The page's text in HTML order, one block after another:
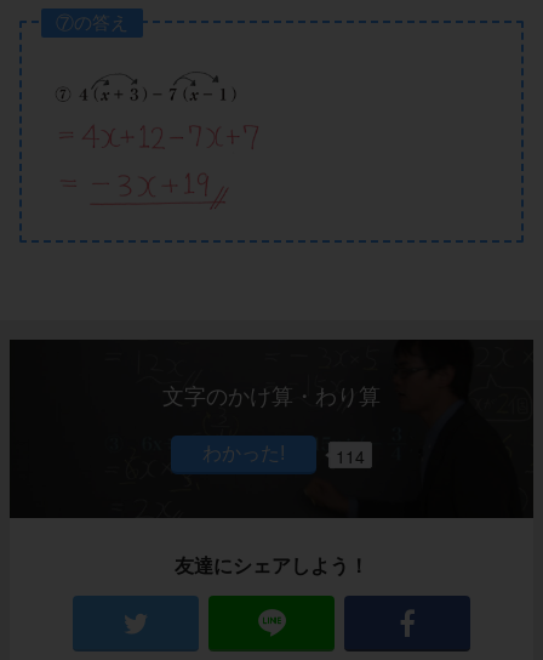
⑦の答え
文字のかけ算・わり算
114
友達にシェアしよう！